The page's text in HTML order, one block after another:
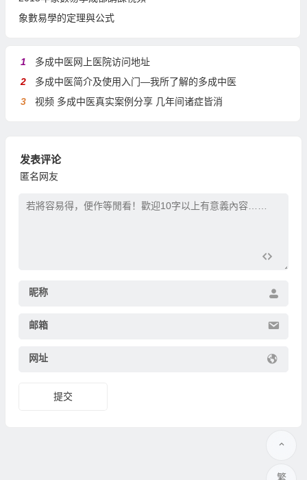
象數易學的定理與公式
1
多成中医网上医院访问地址
2
多成中医简介及使用入门—我所了解的多成中医
3
视频 多成中医真实案例分享 几年间诸症皆消
发表评论
匿名网友
昵称
邮箱
网址
繁